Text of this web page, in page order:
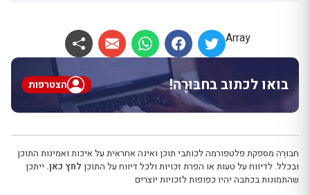
Array
בואו לכתוב בחבּוּרֶה! הצטרפות
חבּוּרֶה מספקת פלטפורמה לכותבי תוכן ואינה אחראית על איכות ואמינות התוכן
ובכלל. לדיווח על טעות או הפרת זכויות ולכל דיווח על התוכן לחץ כאן. ייתכן
שהתמונות בכתבה יהיו כפופות לזכויות יוצרים